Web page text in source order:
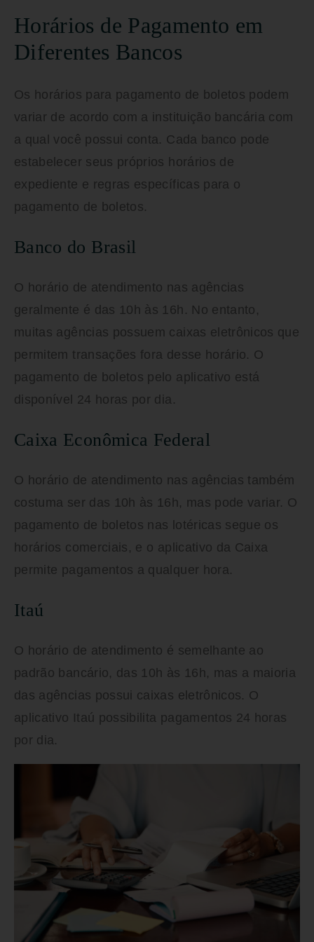
Horários de Pagamento em
Diferentes Bancos
Os horários para pagamento de boletos podem
variar de acordo com a instituição bancária com
a qual você possui conta. Cada banco pode
estabelecer seus próprios horários de
expediente e regras específicas para o
pagamento de boletos.
Banco do Brasil
O horário de atendimento nas agências
geralmente é das 10h às 16h. No entanto,
muitas agências possuem caixas eletrônicos que
permitem transações fora desse horário. O
pagamento de boletos pelo aplicativo está
disponível 24 horas por dia.
Caixa Econômica Federal
O horário de atendimento nas agências também
costuma ser das 10h às 16h, mas pode variar. O
pagamento de boletos nas lotéricas segue os
horários comerciais, e o aplicativo da Caixa
permite pagamentos a qualquer hora.
Itaú
O horário de atendimento é semelhante ao
padrão bancário, das 10h às 16h, mas a maioria
das agências possui caixas eletrônicos. O
aplicativo Itaú possibilita pagamentos 24 horas
por dia.